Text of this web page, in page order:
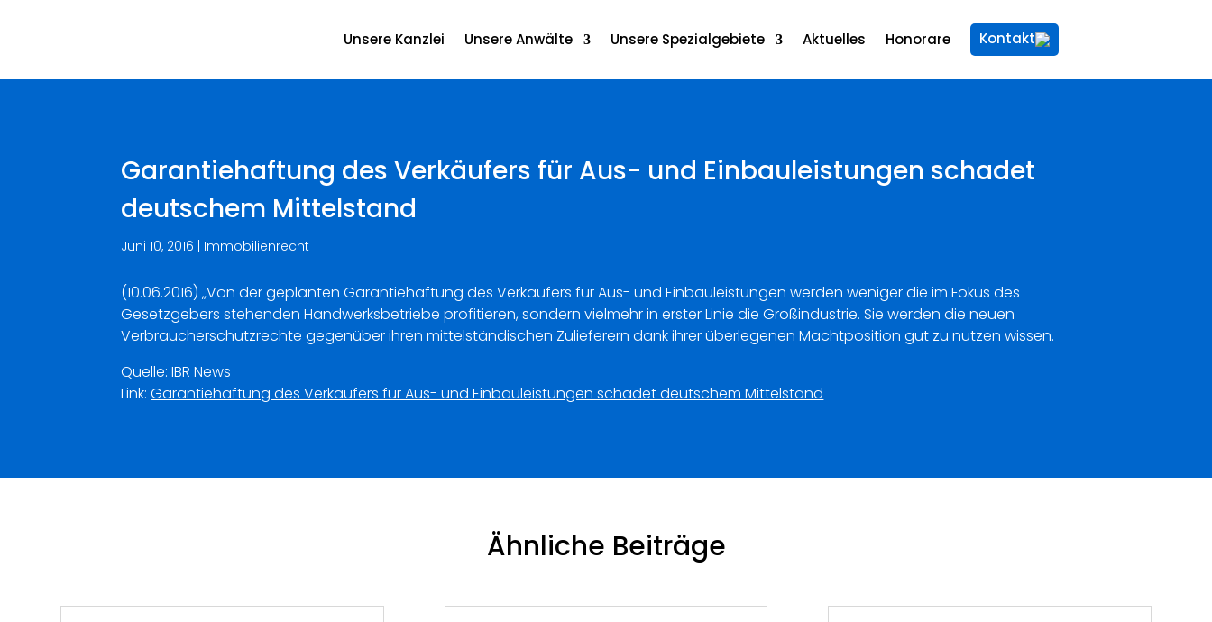
Unsere Kanzlei Unsere Anwälte Unsere Spezialgebiete Aktuelles Honorare Kontakt
Garantiehaftung des Verkäufers für Aus- und Einbauleistungen schadet
deutschem Mittelstand
Juni 10, 2016 | Immobilienrecht
(10.06.2016) „Von der geplanten Garantiehaftung des Verkäufers für Aus- und Einbauleistungen werden weniger die im Fokus des
Gesetzgebers stehenden Handwerksbetriebe profitieren, sondern vielmehr in erster Linie die Großindustrie. Sie werden die neuen
Verbraucherschutzrechte gegenüber ihren mittelständischen Zulieferern dank ihrer überlegenen Machtposition gut zu nutzen wissen.
Quelle: IBR News
Link:Garantiehaftung des Verkäufers für Aus- und Einbauleistungen schadet deutschem Mittelstand
Ähnliche Beiträge